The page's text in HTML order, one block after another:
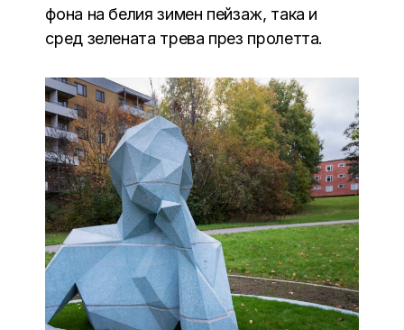
фона на белия зимен пейзаж, така и
сред зелената трева през пролетта.